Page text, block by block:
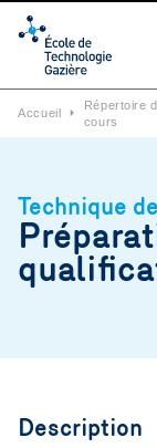
Accueil ⏵
Répertoire
cours
Technique
Description